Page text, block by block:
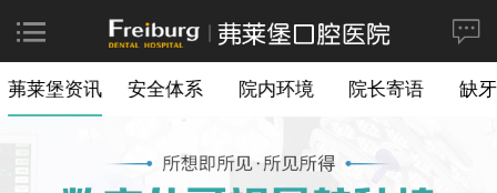
茀莱堡资讯 安全体系 院内环境 院长寄语 缺